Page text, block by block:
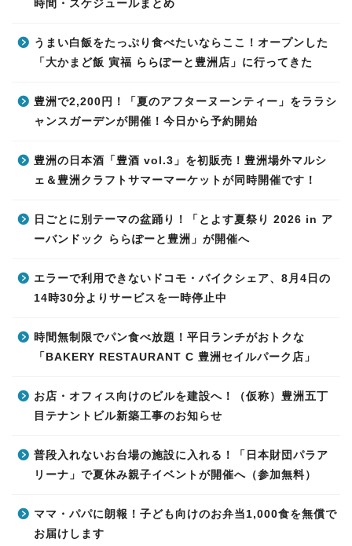
時間・スケジュールまとめ
うまい白飯をたっぷり食べたいならここ！オープンした
「大かまど飯 寅福 ららぽーと豊洲店」に行ってきた
豊洲で2,200円！「夏のアフターヌーンティー」をララシ
ャンスガーデンが開催！今日から予約開始
豊洲の日本酒「豊酒 vol.3」を初販売！豊洲場外マルシ
ェ＆豊洲クラフトサマーマーケットが同時開催です！
日ごとに別テーマの盆踊り！「とよす夏祭り 2026 in ア
ーバンドック ららぽーと豊洲」が開催へ
エラーで利用できないドコモ・バイクシェア、8月4日の
14時30分よりサービスを一時停止中
時間無制限でパン食べ放題！平日ランチがおトクな
「BAKERY RESTAURANT C 豊洲セイルパーク店」
お店・オフィス向けのビルを建設へ！（仮称）豊洲五丁
目テナントビル新築工事のお知らせ
普段入れないお台場の施設に入れる！「日本財団パラア
リーナ」で夏休み親子イベントが開催へ（参加無料）
ママ・パパに朗報！子ども向けのお弁当1,000食を無償で
お届けします